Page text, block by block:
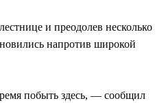
и преодолев несколько
напротив широкой
побыть здесь, ― сообщил